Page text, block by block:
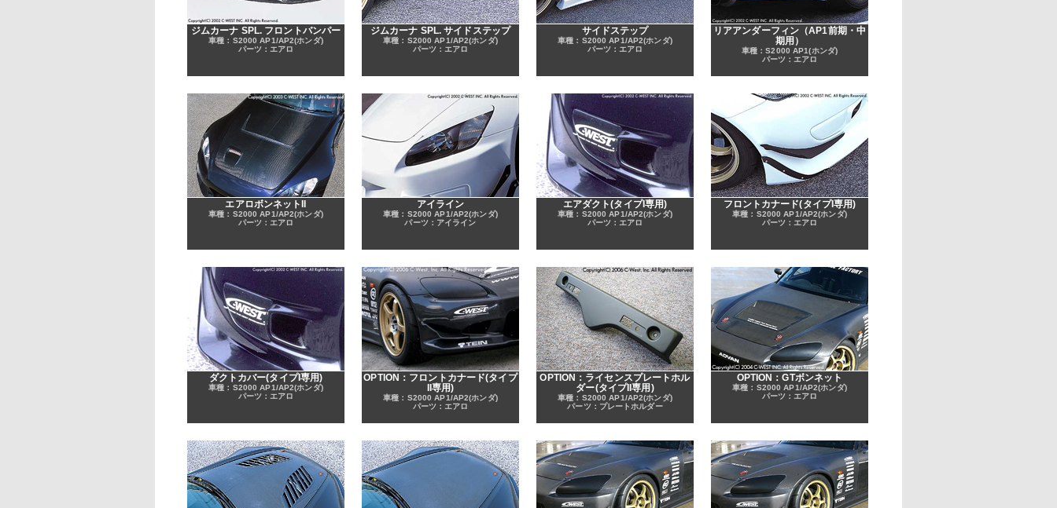
ジムカーナ SPL. フロントバンパー
車種：S2000 AP1/AP2(ホンダ)
パーツ：エアロ
ジムカーナ SPL. サイドステップ
車種：S2000 AP1/AP2(ホンダ)
パーツ：エアロ
サイドステップ
車種：S2000 AP1/AP2(ホンダ)
パーツ：エアロ
リアアンダーフィン（AP1前期・中
期用）
車種：S2000 AP1(ホンダ)
パーツ：エアロ
エアロボンネットII
車種：S2000 AP1/AP2(ホンダ)
パーツ：エアロ
アイライン
車種：S2000 AP1/AP2(ホンダ)
パーツ：アイライン
エアダクト(タイプI専用)
車種：S2000 AP1/AP2(ホンダ)
パーツ：エアロ
フロントカナード(タイプI専用)
車種：S2000 AP1/AP2(ホンダ)
パーツ：エアロ
ダクトカバー(タイプI専用)
車種：S2000 AP1/AP2(ホンダ)
パーツ：エアロ
OPTION：フロントカナード(タイプ
II専用)
車種：S2000 AP1/AP2(ホンダ)
パーツ：エアロ
OPTION：ライセンスプレートホル
ダー(タイプII専用)
車種：S2000 AP1/AP2(ホンダ)
パーツ：プレートホルダー
OPTION：GTボンネット
車種：S2000 AP1/AP2(ホンダ)
パーツ：エアロ